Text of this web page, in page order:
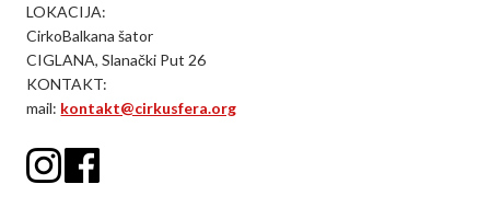
LOKACIJA:
CirkoBalkana šator
CIGLANA, Slanački Put 26
KONTAKT:
mail: kontakt@cirkusfera.org